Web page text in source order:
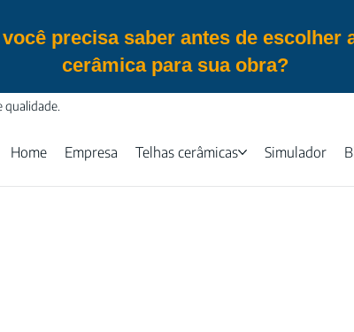
você precisa saber antes de escolher
cerâmica para sua obra?
Home Empresa Telhas cerâmicas Simulador